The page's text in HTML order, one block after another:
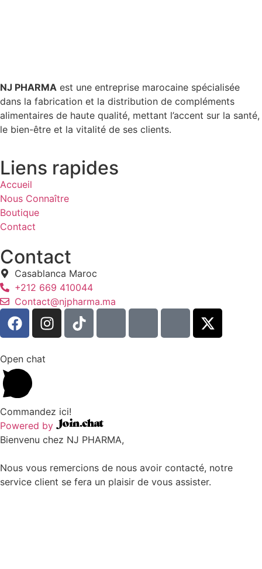
NJ PHARMA est une entreprise marocaine spécialisée
dans la fabrication et la distribution de compléments
alimentaires de haute qualité, mettant l’accent sur la santé,
le bien-être et la vitalité de ses clients.
Liens rapides
Accueil
Nous Connaître
Boutique
Contact
Contact
Casablanca Maroc
+212 669 410044
Contact@njpharma.ma
Open chat
Commandez ici!
Powered by
Bienvenu chez NJ PHARMA,
Nous vous remercions de nous avoir contacté, notre
service client se fera un plaisir de vous assister.